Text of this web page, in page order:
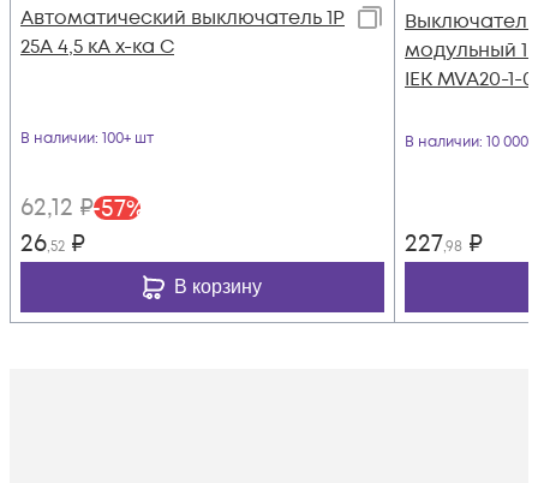
Автоматический выключатель 1Р
25А 4,5 кА х-ка С
В наличии: 100+ шт
62,12 ₽-57%
26,52 ₽
В корзину
модульный
IEK MVA20-1-
В наличии: 10
227,98 ₽